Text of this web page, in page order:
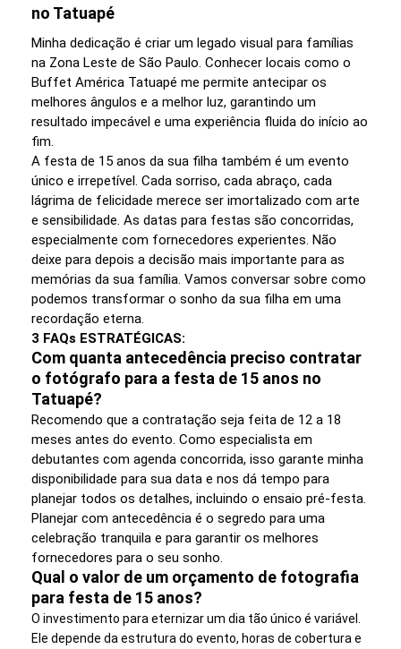
no Tatuapé
Minha dedicação é criar um legado visual para famílias
na Zona Leste de São Paulo. Conhecer locais como o
Buffet América Tatuapé me permite antecipar os
melhores ângulos e a melhor luz, garantindo um
resultado impecável e uma experiência fluida do início ao
fim.
A festa de 15 anos da sua filha também é um evento
único e irrepetível. Cada sorriso, cada abraço, cada
lágrima de felicidade merece ser imortalizado com arte
e sensibilidade. As datas para festas são concorridas,
especialmente com fornecedores experientes. Não
deixe para depois a decisão mais importante para as
memórias da sua família. Vamos conversar sobre como
podemos transformar o sonho da sua filha em uma
recordação eterna.
3 FAQs ESTRATÉGICAS:
Com quanta antecedência preciso contratar
o fotógrafo para a festa de 15 anos no
Tatuapé?
Recomendo que a contratação seja feita de 12 a 18
meses antes do evento. Como especialista em
debutantes com agenda concorrida, isso garante minha
disponibilidade para sua data e nos dá tempo para
planejar todos os detalhes, incluindo o ensaio pré-festa.
Planejar com antecedência é o segredo para uma
celebração tranquila e para garantir os melhores
fornecedores para o seu sonho.
Qual o valor de um orçamento de fotografia
para festa de 15 anos?
O investimento para eternizar um dia tão único é variável.
Ele depende da estrutura do evento, horas de cobertura e